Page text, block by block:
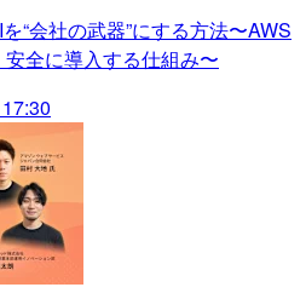
“会社の武器”にする方法〜AWS
全に導入する仕組み〜